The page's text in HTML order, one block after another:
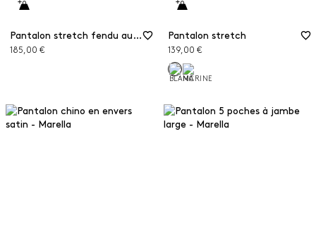
Pantalon stretch fendu aux chevilles
185,00 €
Pantalon stretch
139,00 €